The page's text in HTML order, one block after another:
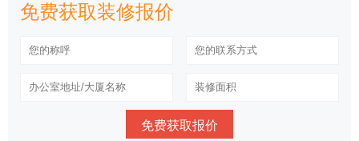
免费获取装修报价
免费获取报价
园林设计施工案例...
现代家装｜室内全景｜客厅...